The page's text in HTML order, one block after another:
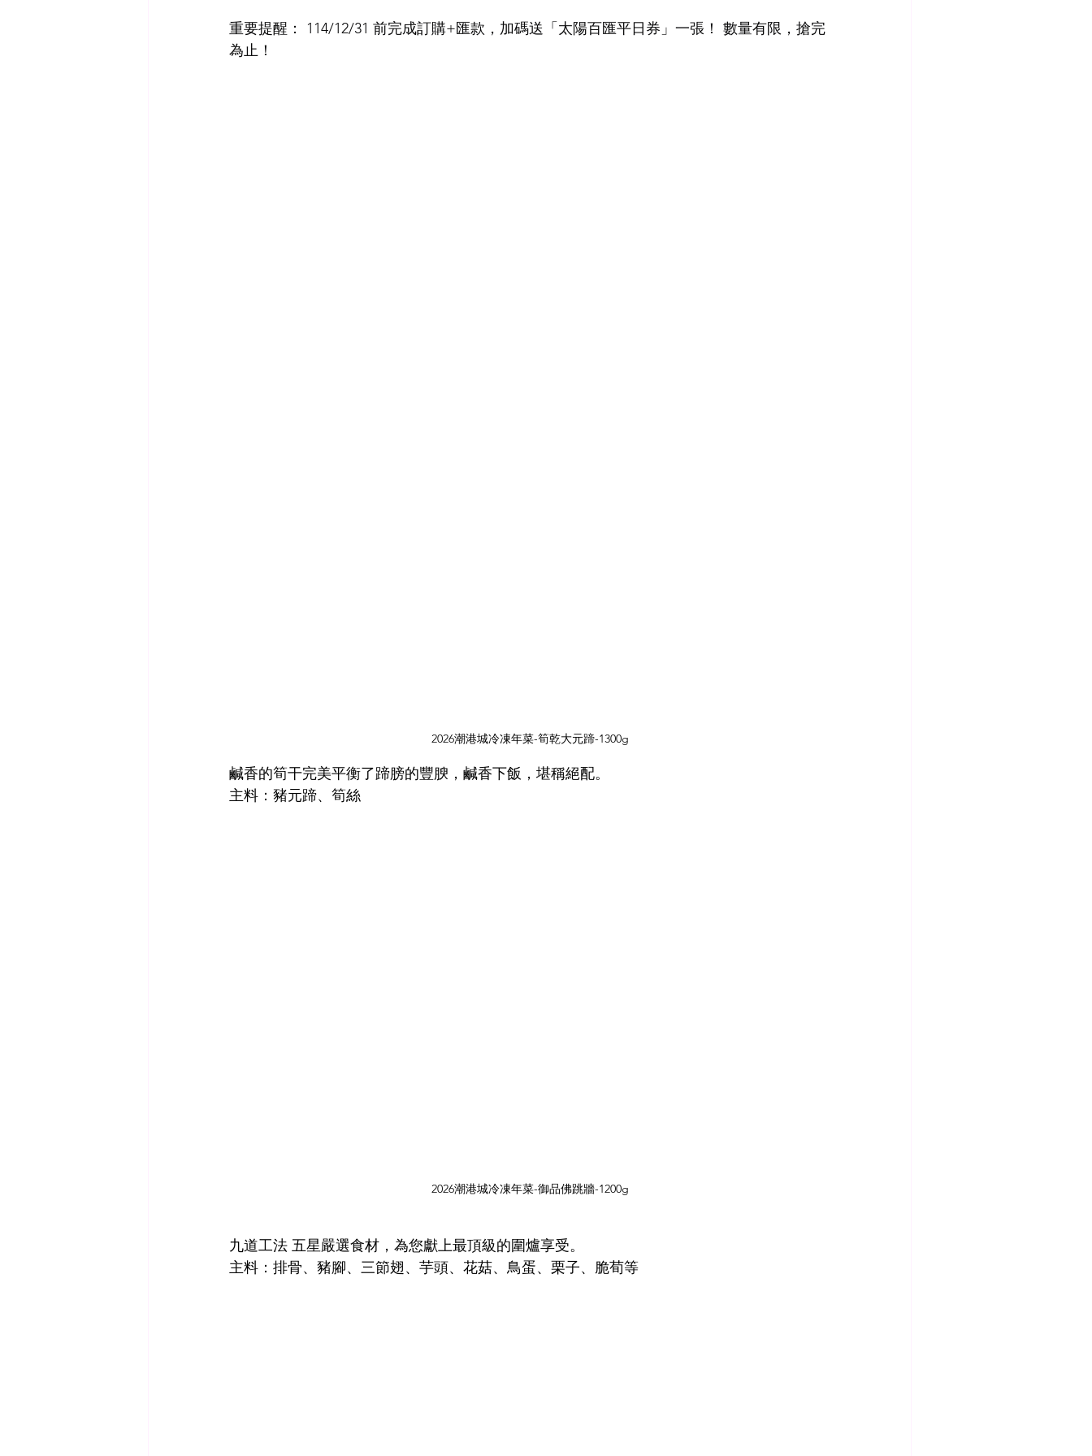
重要提醒： 114/12/31 前完成訂購+匯款，加碼送「太陽百匯平日券」一張！ 數量有限，搶完
為止！
2026潮港城冷凍年菜-筍乾大元蹄-1300g
鹹香的筍干完美平衡了蹄膀的豐腴，鹹香下飯，堪稱絕配。
主料：豬元蹄、筍絲
2026潮港城冷凍年菜-御品佛跳牆-1200g
九道工法 五星嚴選食材，為您獻上最頂級的圍爐享受。
主料：排骨、豬腳、三節翅、芋頭、花菇、鳥蛋、栗子、脆荀等